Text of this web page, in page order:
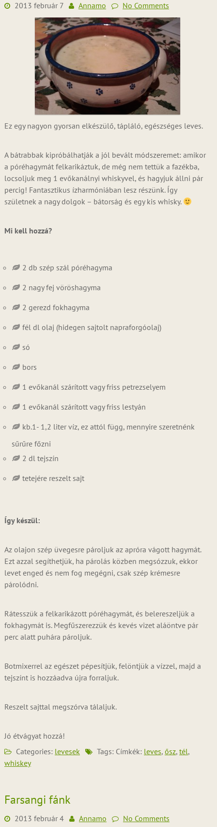
2013 február 7 Annamo No Comments
Ez egy nagyon gyorsan elkészülő, tápláló, egészséges leves.
A bátrabbak kipróbálhatják a jól bevált módszeremet: amikor
a póréhagymát felkarikáztuk, de még nem tettük a fazékba,
locsoljuk meg 1 evőkanálnyi whiskyvel, és hagyjuk állni pár
percig! Fantasztikus ízharmóniában lesz részünk. Így
születnek a nagy dolgok – bátorság és egy kis whisky.
Mi kell hozzá?
2 db szép szál póréhagyma
2 nagy fej vöröshagyma
2 gerezd fokhagyma
fél dl olaj (hidegen sajtolt napraforgóolaj)
só
bors
1 evőkanál szárított vagy friss petrezselyem
1 evőkanál szárított vagy friss lestyán
kb.1- 1,2 liter víz, ez attól függ, mennyire szeretnénk
sűrűre főzni
2 dl tejszín
tetejére reszelt sajt
Így készül:
Az olajon szép üvegesre pároljuk az apróra vágott hagymát.
Ezt azzal segíthetjük, ha párolás közben megsózzuk, ekkor
levet enged és nem fog megégni, csak szép krémesre
párolódni.
Rátesszük a felkarikázott póréhagymát, és belereszeljük a
fokhagymát is. Megfűszerezzük és kevés vizet aláöntve pár
perc alatt puhára pároljuk.
Botmixerrel az egészet pépesítjük, felöntjük a vízzel, majd a
tejszínt is hozzáadva újra forraljuk.
Reszelt sajttal megszórva tálaljuk.
Jó étvágyat hozzá!
Categories: levesek Tags: Címkék: leves, ősz, tél,
whiskey
Farsangi fánk
2013 február 4 Annamo No Comments